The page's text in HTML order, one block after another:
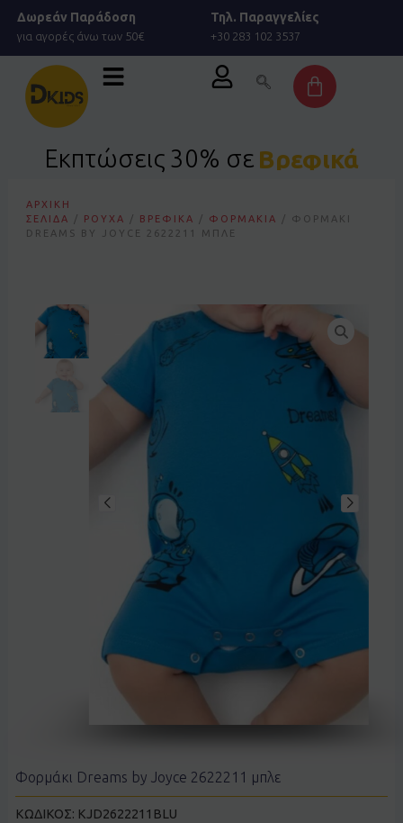
Μετάβαση
στο
περιεχόμενο
Δωρεάν Παράδοση
για αγορές άνω των 50€
Τηλ. Παραγγελίες
+30 283 102 3537
Cart
Εκπτώσεις 30% σε Βρεφικά
ΑΡΧΙΚΉ
ΣΕΛΊΔΑ
/ ΡΟΎΧΑ / ΒΡΕΦΙΚΆ / ΦΟΡΜΆΚΙΑ
/ ΦΟΡΜΆΚΙ
DREAMS BY JOYCE 2622211 ΜΠΛΕ
Φορμάκι Dreams by Joyce 2622211 μπλε
ΚΩΔΙΚΟΣ: KJD2622211BLU